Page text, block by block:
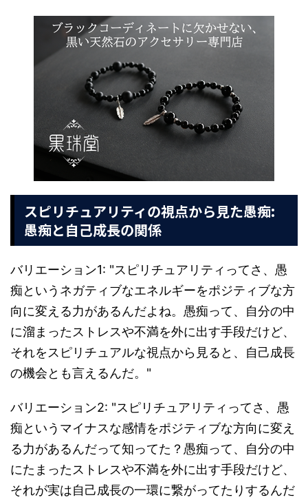
スピリチュアリティの視点から見た愚痴:
愚痴と自己成長の関係
バリエーション1: "スピリチュアリティってさ、愚
痴というネガティブなエネルギーをポジティブな方
向に変える力があるんだよね。愚痴って、自分の中
に溜まったストレスや不満を外に出す手段だけど、
それをスピリチュアルな視点から見ると、自己成長
の機会とも言えるんだ。"
バリエーション2: "スピリチュアリティってさ、愚
痴というマイナスな感情をポジティブな方向に変え
る力があるんだって知ってた？愚痴って、自分の中
にたまったストレスや不満を外に出す手段だけど、
それが実は自己成長の一環に繋がってたりするんだ